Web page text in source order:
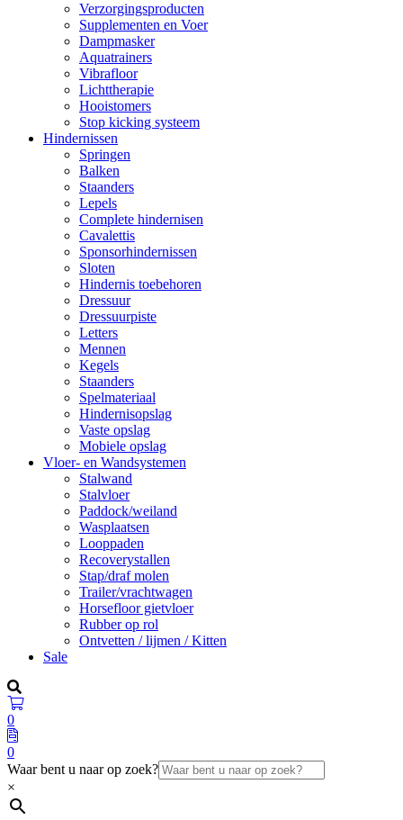
Verzorgingsproducten
Supplementen en Voer
Dampmasker
Aquatrainers
Vibrafloor
Lichttherapie
Hooistomers
Stop kicking systeem
Hindernissen
Springen
Balken
Staanders
Lepels
Complete hindernisen
Cavalettis
Sponsorhindernissen
Sloten
Hindernis toebehoren
Dressuur
Dressuurpiste
Letters
Mennen
Kegels
Staanders
Spelmateriaal
Hindernisopslag
Vaste opslag
Mobiele opslag
Vloer- en Wandsystemen
Stalwand
Stalvloer
Paddock/weiland
Wasplaatsen
Looppaden
Recoverystallen
Stap/draf molen
Trailer/vrachtwagen
Horsefloor gietvloer
Rubber op rol
Ontvetten / lijmen / Kitten
Sale
0
0
Waar bent u naar op zoek?
×